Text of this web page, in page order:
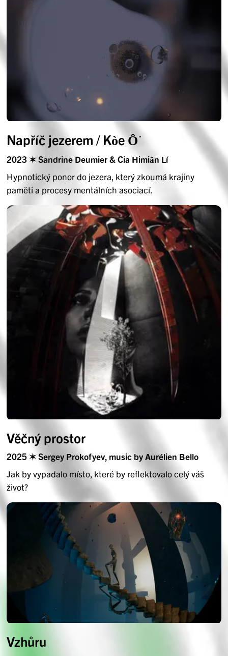
Napříč jezerem / Kòe Ô͘
2023 ✶ Sandrine Deumier & Cia Himiân Lí
Hypnotický ponor do jezera, který zkoumá krajiny
paměti a procesy mentálních asociací.
Věčný prostor
2025 ✶ Sergey Prokofyev, music by Aurélien Bello
Jak by vypadalo místo, které by reflektovalo celý váš
život?
Vzhůru